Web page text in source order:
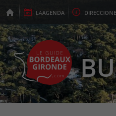
LAAGENDA